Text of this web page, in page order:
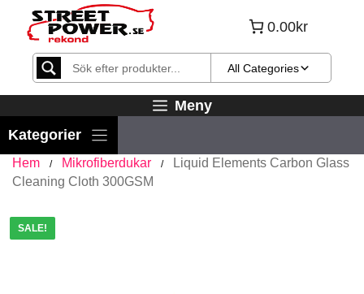
Hoppa
innehåll
0.00kr
All Categories
Meny
Hem / Mikrofiberdukar /
Liquid Elements Carbon Glass
Cleaning Cloth 300GSM
SALE!